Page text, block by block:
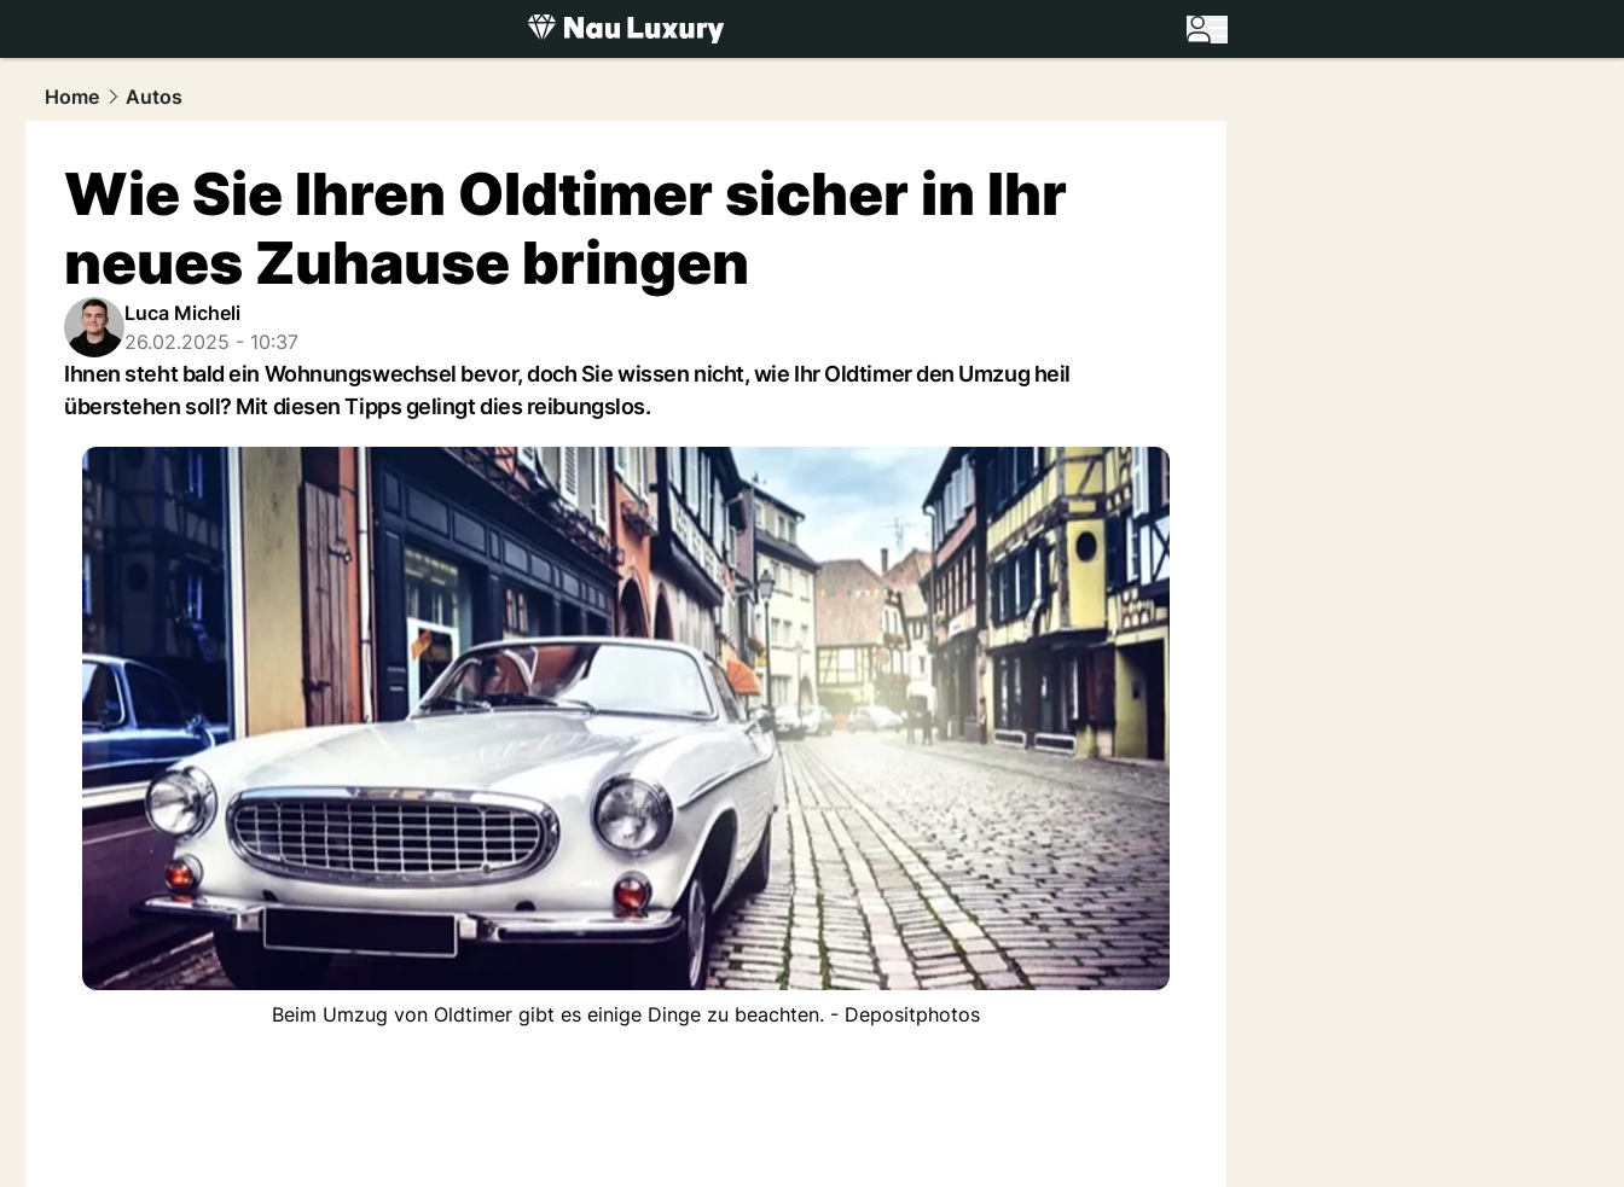
luxury.NAU.ch
Home
Autos
Wie Sie Ihren Oldtimer sicher in Ihr
neues Zuhause bringen
Luca Micheli
26.02.2025 - 10:37
Ihnen steht bald ein Wohnungswechsel bevor, doch Sie wissen nicht, wie Ihr Oldtimer den Umzug heil
überstehen soll? Mit diesen Tipps gelingt dies reibungslos.
Beim Umzug von Oldtimer gibt es einige Dinge zu beachten. - Depositphotos